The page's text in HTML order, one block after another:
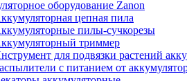
оборудование Zanon
цепная пила
пилы-сучкорезы
триммер
для подвязки растений
с питанием от